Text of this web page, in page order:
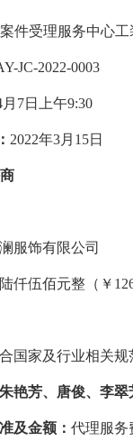
件受理服务中心工
JC-2022-0003
月 7日上午9:30
： 2022年3月 15日
服饰有限公司
仟伍佰元整（￥
国家及行业相关规
艳芳、唐俊、李翠
及金额： 代理服务